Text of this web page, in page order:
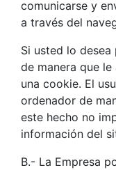
comunicarse y
a través del
Si usted lo
de manera que
una cookie. El
ordenador de
este hecho no
información del
B.- La Empresa